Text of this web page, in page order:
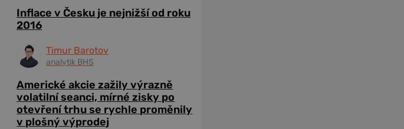
Inflace v Česku je nejnižší od roku
2016
Timur Barotov
analytik BHS
Americké akcie zažily výrazně
volatilní seanci, mírné zisky po
otevření trhu se rychle proměnily
v plošný výprodej